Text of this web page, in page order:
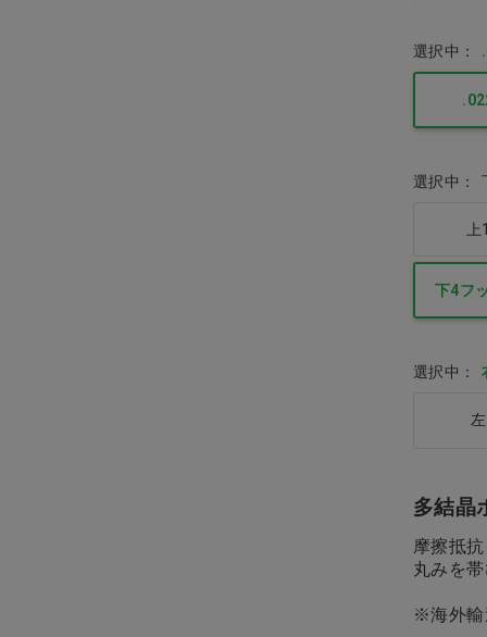
選択中：
選択中：
上1
下4フ
選択中：
左
多結晶
摩擦抵
丸みを
※海外輸